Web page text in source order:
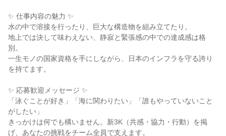
✨ 仕事内容の魅力 ✨
水の中で溶接を行ったり、巨大な構造物を組み立てたり。
地上では決して味わえない、静寂と緊張感の中での達成感は格
別。
一生モノの国家資格を手にしながら、日本のインフラを守る誇り
を持てます。
✨ 応募歓迎メッセージ ✨
「泳ぐことが好き」「海に関わりたい」「誰もやっていないこと
がしたい」
きっかけは何でも構いません。新3K（共感・協力・行動）を掲
げ、あなたの挑戦をチーム全員で支えます。